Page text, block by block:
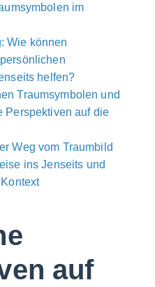
im
Wie können
helfen?
Traumsymbolen und
Perspektiven auf die
Weg vom Traumbild
ins Jenseits und
auf